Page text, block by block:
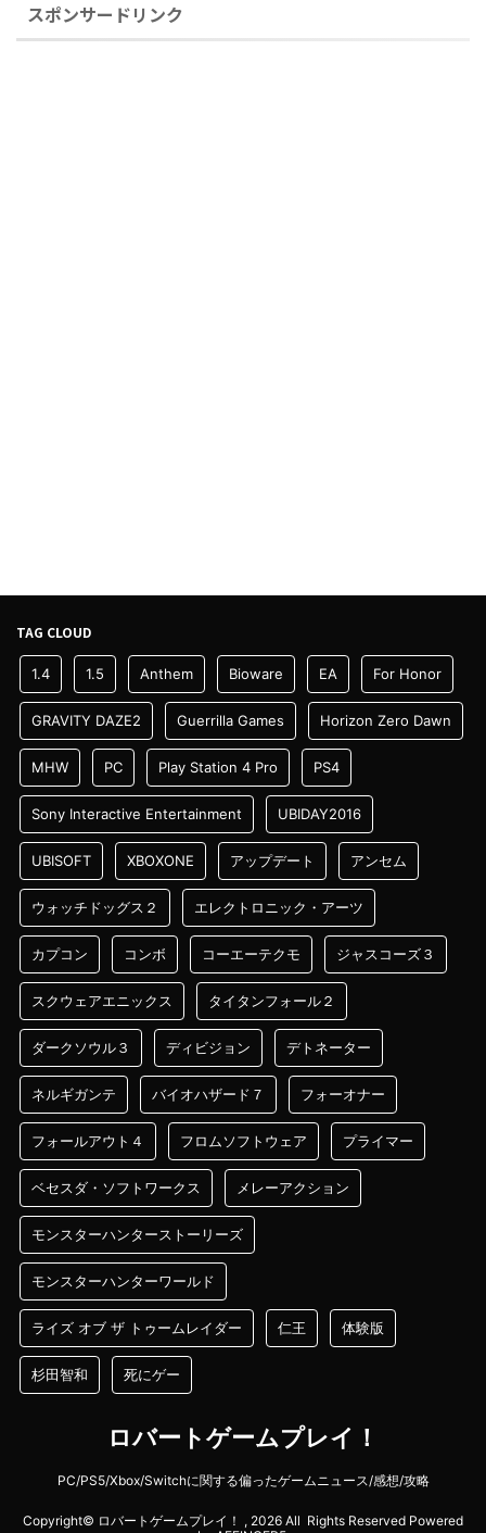
スポンサードリンク
TAG CLOUD
1.4 1.5 Anthem Bioware EA For Honor
GRAVITY DAZE2 Guerrilla Games Horizon Zero Dawn
MHW PC Play Station 4 Pro PS4
Sony Interactive Entertainment UBIDAY2016
UBISOFT XBOXONE アップデート アンセム
ウォッチドッグス２ エレクトロニック・アーツ
カプコン コンボ コーエーテクモ ジャスコーズ３
スクウェアエニックス タイタンフォール２
ダークソウル３ ディビジョン デトネーター
ネルギガンテ バイオハザード７ フォーオナー
フォールアウト４ フロムソフトウェア プライマー
ベセスダ・ソフトワークス メレーアクション
モンスターハンターストーリーズ
モンスターハンターワールド
ライズ オブ ザ トゥームレイダー 仁王 体験版
杉田智和 死にゲー
ロバートゲームプレイ！
PC/PS5/Xbox/Switchに関する偏ったゲームニュース/感想/攻略
Copyright© ロバートゲームプレイ！ , 2026 All Rights Reserved Powered